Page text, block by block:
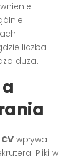
liczba
duża.
wpływa
Pliki w